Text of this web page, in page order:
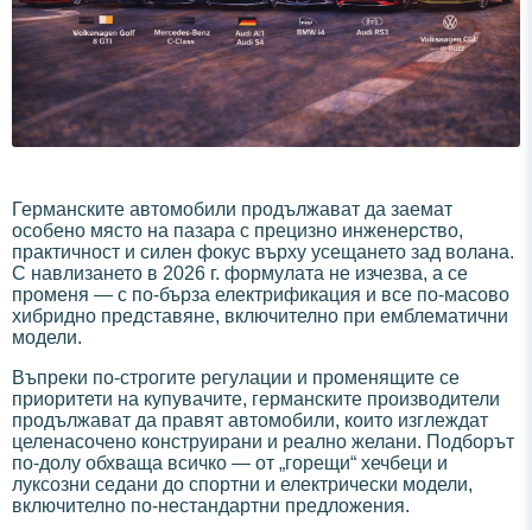
Германските автомобили продължават да заемат
особено място на пазара с прецизно инженерство,
практичност и силен фокус върху усещането зад волана.
С навлизането в 2026 г. формулата не изчезва, а се
променя — с по-бърза електрификация и все по-масово
хибридно представяне, включително при емблематични
модели.
Въпреки по-строгите регулации и променящите се
приоритети на купувачите, германските производители
продължават да правят автомобили, които изглеждат
целенасочено конструирани и реално желани. Подборът
по-долу обхваща всичко — от „горещи“ хечбеци и
луксозни седани до спортни и електрически модели,
включително по-нестандартни предложения.